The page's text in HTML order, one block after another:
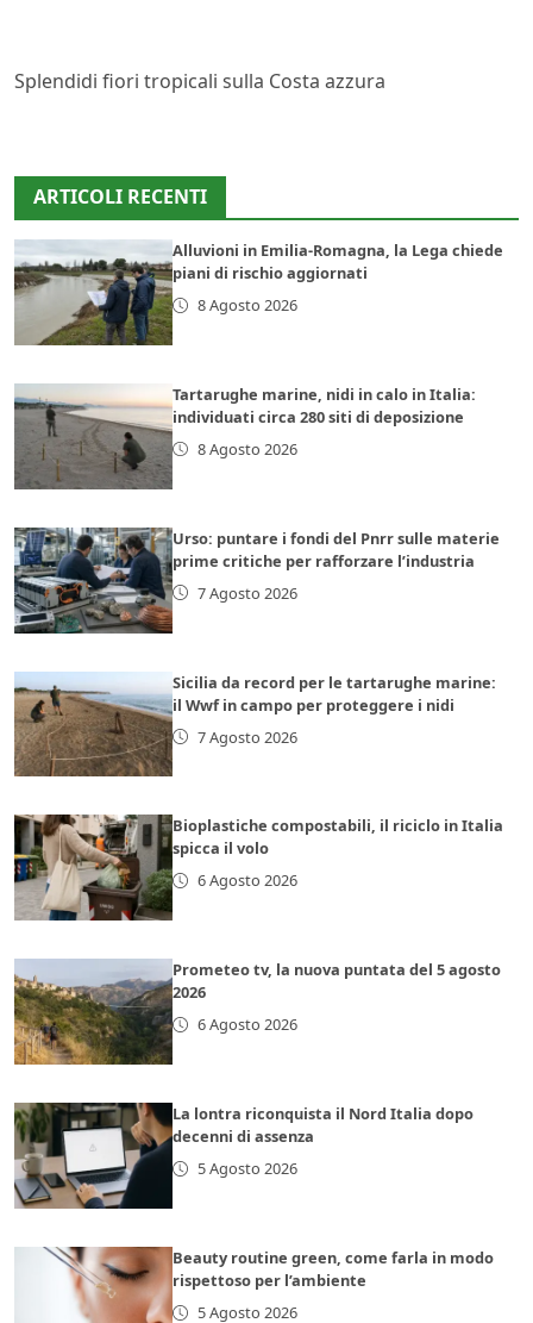
Splendidi fiori tropicali sulla Costa azzura
ARTICOLI RECENTI
Alluvioni in Emilia-Romagna, la Lega chiede
piani di rischio aggiornati
8 Agosto 2026
Tartarughe marine, nidi in calo in Italia:
individuati circa 280 siti di deposizione
8 Agosto 2026
Urso: puntare i fondi del Pnrr sulle materie
prime critiche per rafforzare l’industria
7 Agosto 2026
Sicilia da record per le tartarughe marine:
il Wwf in campo per proteggere i nidi
7 Agosto 2026
Bioplastiche compostabili, il riciclo in Italia
spicca il volo
6 Agosto 2026
Prometeo tv, la nuova puntata del 5 agosto
2026
6 Agosto 2026
La lontra riconquista il Nord Italia dopo
decenni di assenza
5 Agosto 2026
Beauty routine green, come farla in modo
rispettoso per l’ambiente
5 Agosto 2026